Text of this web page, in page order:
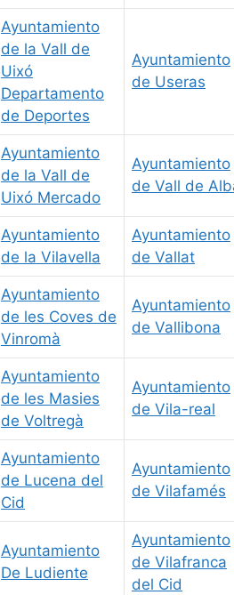
Ayuntamiento
de la Vall de
Uixó
Departamento
de Deportes
Ayuntamiento
de Useras
Ayuntamiento
de la Vall de
Uixó Mercado
Ayuntamiento
de Vall de
Ayuntamiento
de la Vilavella
Ayuntamiento
de Vallat
Ayuntamiento
de les Coves de
Vinromà
Ayuntamiento
de Vallibona
Ayuntamiento
de les Masies
de Voltregà
Ayuntamiento
de Vila-real
Ayuntamiento
de Lucena del
Cid
Ayuntamiento
de Vilafamés
Ayuntamiento
De Ludiente
Ayuntamiento
de Vilafranca
del Cid